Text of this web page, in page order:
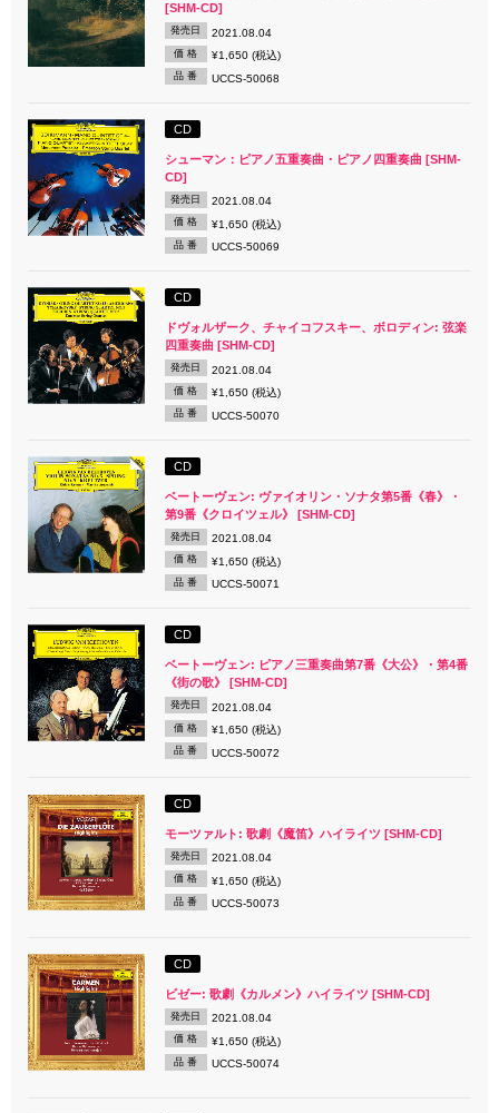
[SHM-CD]
発売日 2021.08.04
価 格 ¥1,650 (税込)
品 番 UCCS-50068
CD
シューマン：ピアノ五重奏曲・ピアノ四重奏曲 [SHM-
CD]
発売日 2021.08.04
価 格 ¥1,650 (税込)
品 番 UCCS-50069
CD
ドヴォルザーク、チャイコフスキー、ボロディン: 弦楽
四重奏曲 [SHM-CD]
発売日 2021.08.04
価 格 ¥1,650 (税込)
品 番 UCCS-50070
CD
ベートーヴェン: ヴァイオリン・ソナタ第5番《春》・
第9番《クロイツェル》 [SHM-CD]
発売日 2021.08.04
価 格 ¥1,650 (税込)
品 番 UCCS-50071
CD
ベートーヴェン: ピアノ三重奏曲第7番《大公》・第4番
《街の歌》 [SHM-CD]
発売日 2021.08.04
価 格 ¥1,650 (税込)
品 番 UCCS-50072
CD
モーツァルト: 歌劇《魔笛》ハイライツ [SHM-CD]
発売日 2021.08.04
価 格 ¥1,650 (税込)
品 番 UCCS-50073
CD
ビゼー: 歌劇《カルメン》ハイライツ [SHM-CD]
発売日 2021.08.04
価 格 ¥1,650 (税込)
品 番 UCCS-50074